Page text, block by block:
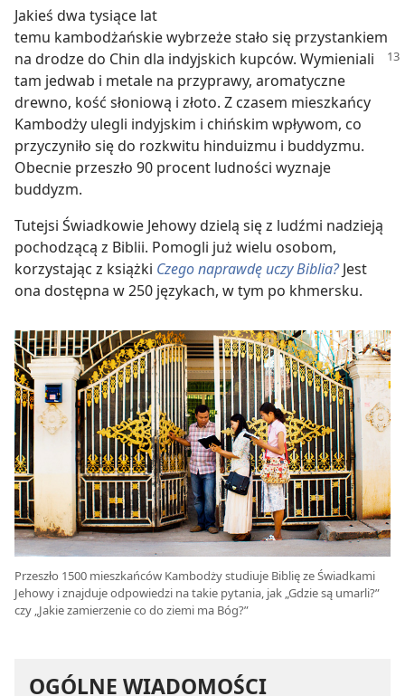
Jakieś dwa tysiące lat
temu kambodżańskie wybrzeże stało się przystankiem
na drodze do Chin dla indyjskich kupców. Wymieniali
tam jedwab i metale na przyprawy, aromatyczne
drewno, kość słoniową i złoto. Z czasem mieszkańcy
Kambodży ulegli indyjskim i chińskim wpływom, co
przyczyniło się do rozkwitu hinduizmu i buddyzmu.
Obecnie przeszło 90 procent ludności wyznaje
buddyzm.
Tutejsi Świadkowie Jehowy dzielą się z ludźmi nadzieją
pochodzącą z Biblii. Pomogli już wielu osobom,
korzystając z książki Czego naprawdę uczy Biblia?Jest
ona dostępna w 250 językach, w tym po khmersku.
Przeszło 1500 mieszkańców Kambodży studiuje Biblię ze Świadkami
Jehowy i znajduje odpowiedzi na takie pytania, jak „Gdzie są umarli?”
czy „Jakie zamierzenie co do ziemi ma Bóg?”
OGÓLNE WIADOMOŚCI